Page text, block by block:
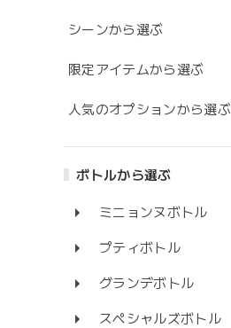
シーンから選ぶ
限定アイテムから選ぶ
人気のオプションから選ぶ
ボトルから選ぶ
ミニョンヌボトル
プティボトル
グランデボトル
スペシャルズボトル